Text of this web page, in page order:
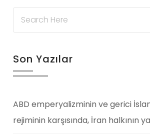
Son Yazılar
ABD emperyalizminin ve gerici
rejiminin karşısında, İran halkının